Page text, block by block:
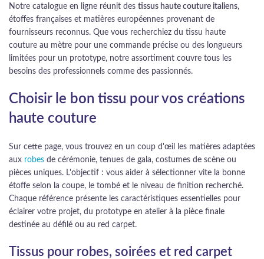
Notre catalogue en ligne réunit des tissus haute couture italiens,
étoffes françaises et matières européennes provenant de
fournisseurs reconnus. Que vous recherchiez du tissu haute
couture au mètre pour une commande précise ou des longueurs
limitées pour un prototype, notre assortiment couvre tous les
besoins des professionnels comme des passionnés.
Choisir le bon tissu pour vos créations
haute couture
Sur cette page, vous trouvez en un coup d'œil les matières adaptées
aux robes de cérémonie, tenues de gala, costumes de scène ou
pièces uniques. L'objectif : vous aider à sélectionner vite la bonne
étoffe selon la coupe, le tombé et le niveau de finition recherché.
Chaque référence présente les caractéristiques essentielles pour
éclairer votre projet, du prototype en atelier à la pièce finale
destinée au défilé ou au red carpet.
Tissus pour robes, soirées et red carpet